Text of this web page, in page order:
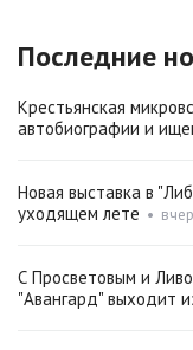
Последние
Крестьянская
автобиографии и
Новая выставка в
уходящем лете •
С Просветовым и
"Авангард" выходит